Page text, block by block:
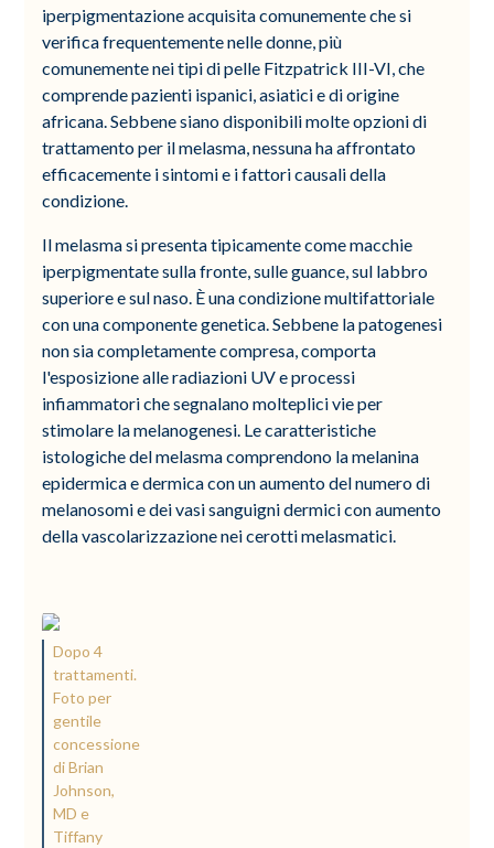
iperpigmentazione acquisita comunemente che si
verifica frequentemente nelle donne, più
comunemente nei tipi di pelle Fitzpatrick III-VI, che
comprende pazienti ispanici, asiatici e di origine
africana. Sebbene siano disponibili molte opzioni di
trattamento per il melasma, nessuna ha affrontato
efficacemente i sintomi e i fattori causali della
condizione.
Il melasma si presenta tipicamente come macchie
iperpigmentate sulla fronte, sulle guance, sul labbro
superiore e sul naso. È una condizione multifattoriale
con una componente genetica. Sebbene la patogenesi
non sia completamente compresa, comporta
l'esposizione alle radiazioni UV e processi
infiammatori che segnalano molteplici vie per
stimolare la melanogenesi. Le caratteristiche
istologiche del melasma comprendono la melanina
epidermica e dermica con un aumento del numero di
melanosomi e dei vasi sanguigni dermici con aumento
della vascolarizzazione nei cerotti melasmatici.
Dopo 4
trattamenti.
Foto per
gentile
concessione
di Brian
Johnson,
MD e
Tiffany